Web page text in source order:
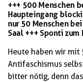
+++ 500 Menschen
Haupteingang
nur 50 Menschen
Saal +++ Sponti zum
Heute haben wir mit
Antifaschismus
bitter nötig, denn